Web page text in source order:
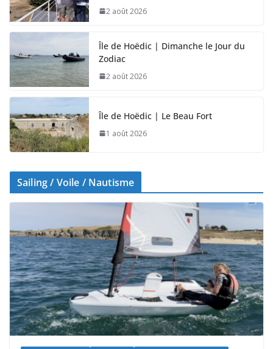
2 août 2026
Île de Hoëdic | Dimanche le Jour du
Zodiac
2 août 2026
Île de Hoëdic | Le Beau Fort
1 août 2026
Sailing / Voile / Nautisme